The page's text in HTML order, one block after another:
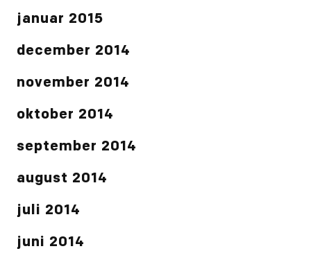
januar 2015
december 2014
november 2014
oktober 2014
september 2014
august 2014
juli 2014
juni 2014